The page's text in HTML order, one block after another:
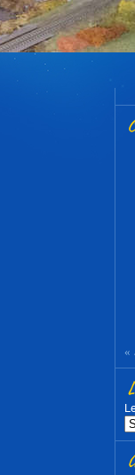
«